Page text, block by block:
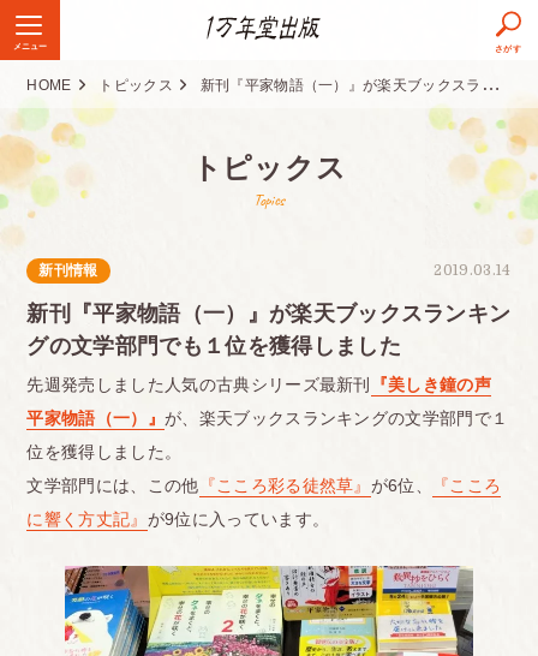
メニュー さがす
HOME トピックス 新刊『平家物語（一）』が楽天ブックスランキングの文学部門でも１位を獲得しました
トピックス
Topics
2019.03.14
新刊情報
新刊『平家物語（一）』が楽天ブックスランキン
グの文学部門でも１位を獲得しました
先週発売しました人気の古典シリーズ最新刊
『美しき鐘の声
平家物語（一）』 が、楽天ブックスランキングの文学部門で１
位を獲得しました。
文学部門には、この他 『こころ彩る徒然草』 が6位、
『こころ
に響く方丈記』 が9位に入っています。